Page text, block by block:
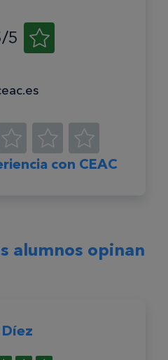
5
con CEAC
alumnos opinan